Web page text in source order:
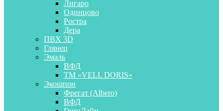
Лигаро
Одинцово
Ростра
Дера
ПВХ 3D
Глянец
Эмаль
ВФД
ТМ «VELL DORIS»
Экошпон
Фрегат (Albero)
ВФД